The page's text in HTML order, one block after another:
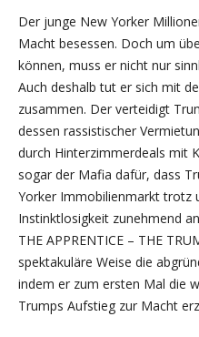
Der junge New Yorker
Macht besessen. Doch um
können, muss er nicht nur
Auch deshalb tut er sich mit
zusammen. Der verteidigt
dessen rassistischer
durch Hinterzimmerdeals mit
sogar der Mafia dafür, dass
Yorker Immobilienmarkt trotz
Instinktlosigkeit zunehmend
THE APPRENTICE – THE
spektakuläre Weise die
indem er zum ersten Mal die
Trumps Aufstieg zur Macht